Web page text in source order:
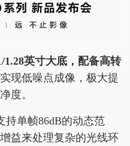
1.28英寸大底，配备高转
现低噪点成像，极大提
度。
持单帧86dB的动态范
益来处理复杂的光线环